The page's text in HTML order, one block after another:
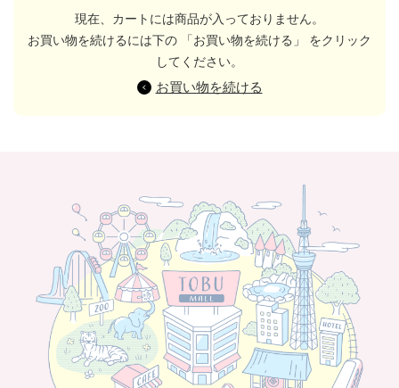
現在、カートには商品が入っておりません。
お買い物を続けるには下の 「お買い物を続ける」 をクリック
してください。
お買い物を続ける